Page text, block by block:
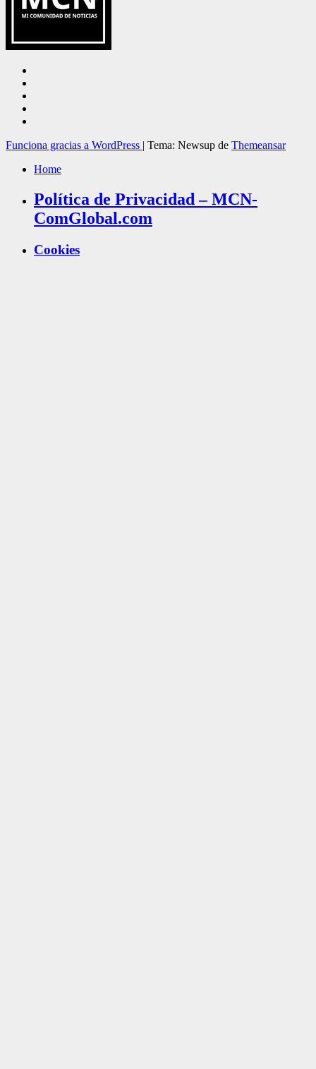
Funciona gracias a WordPress | Tema: Newsup de Themeansar
Home
Política de Privacidad – MCN-
ComGlobal.com
Cookies